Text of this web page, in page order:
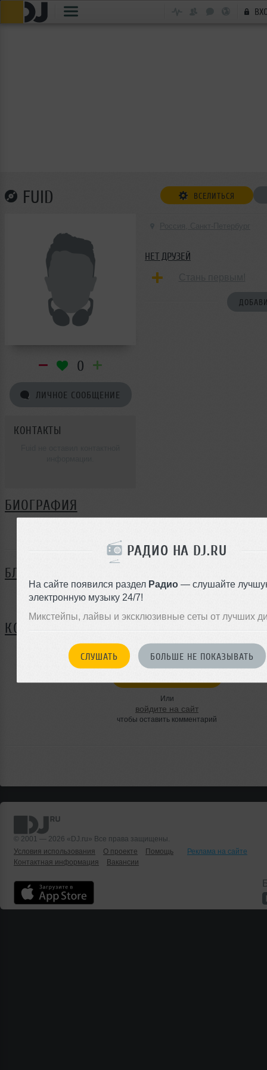
РАДИО НА DJ.RU
На сайте появился раздел Радио — слушайте
электронную музыку 24/7!
Микстейпы, лайвы и эксклюзивные сеты от лучших
СЛУШАТЬ БОЛЬШЕ НЕ ПОКАЗЫВАТЬ
FUID ВСЕЛИТЬСЯ
0
ЛИЧНОЕ СООБЩЕНИЕ
КОНТАКТЫ
НЕТ ДРУЗЕЙ
БИОГРАФИЯ
БЛОГ
Нет записей в блоге
КОММЕНТАРИИ
Или
войдите на сайт
чтобы оставить комментарий
© 2001 — 2026 «DJ.ru» Все права защищены.
Условия использования
О проекте Помощь
Реклама на сайте
Контактная информация
Вакансии